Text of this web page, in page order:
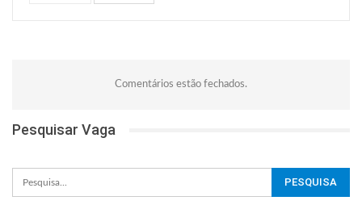
Comentários estão fechados.
Pesquisar Vaga